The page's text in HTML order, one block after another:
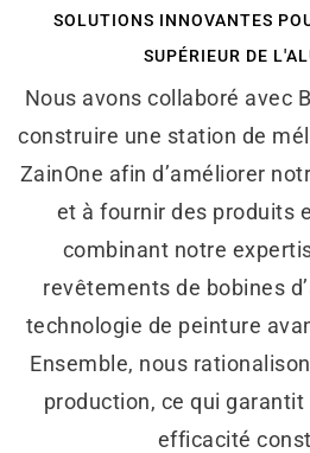
SOLUTIONS INNOVANTES
SUPÉRIEUR DE
Nous avons collaboré avec
construire une station de
ZainOne afin d’améliorer
et à fournir des produits
combinant notre
revêtements de bobines
technologie de peinture
Ensemble, nous
production, ce qui
efficacité